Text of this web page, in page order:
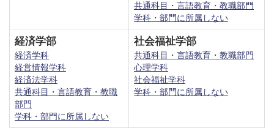
共通科目・言語教育・教職部門
学科・部門に所属しない
経済学部
経済学科
経営情報学科
経済法学科
共通科目・言語教育・教職
部門
学科・部門に所属しない
社会福祉学部
共通科目・言語教育・教職部門
心理学科
社会福祉学科
学科・部門に所属しない